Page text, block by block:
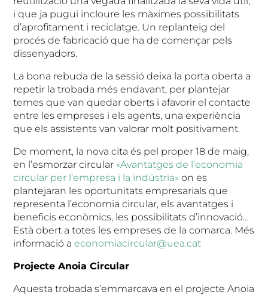
i que ja pugui incloure les màximes possibilitats
d’aprofitament i reciclatge. Un replanteig del
procés de fabricació que ha de començar pels
dissenyadors.
La bona rebuda de la sessió deixa la porta oberta a
repetir la trobada més endavant, per plantejar
temes que van quedar oberts i afavorir el contacte
entre les empreses i els agents, una experiència
que els assistents van valorar molt positivament.
De moment, la nova cita és pel proper 18 de maig,
en l’esmorzar circular «Avantatges de l’economia
circular per l’empresa i la indústria» on es
plantejaran les oportunitats empresarials que
representa l’economia circular, els avantatges i
beneficis econòmics, les possibilitats d’innovació…
Està obert a totes les empreses de la comarca. Més
informació aeconomiacircular@uea.cat
Projecte Anoia Circular
Aquesta trobada s’emmarcava en el projecte Anoia